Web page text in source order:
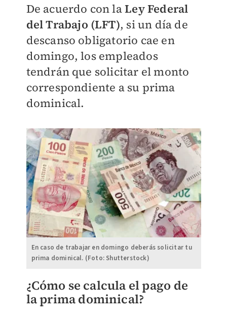
De acuerdo con laLey Federal
del Trabajo (LFT), si un día de
descanso obligatorio cae en
domingo, los empleados
tendrán que solicitar el monto
correspondiente a su prima
dominical.
En caso de trabajar en domingo deberás solicitar tu
prima dominical. (Foto: Shutterstock)
¿Cómo se calcula el pago de
la prima dominical?